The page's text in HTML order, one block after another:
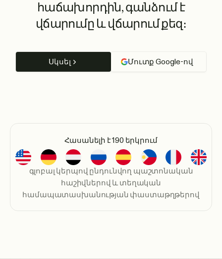
հաճախորդին, գանձում է
վճարումը և վճարում քեզ։
Սկսել Մուտք Google-ով
Հասանելի է 190 երկրում
գլոբալ կերպով ընդունվող պաշտոնական
հաշիվներով և տեղական
համապատասխանության փաստաթղթերով